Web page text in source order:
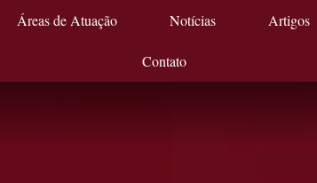
Áreas de Atuação Notícias Artigos
Contato